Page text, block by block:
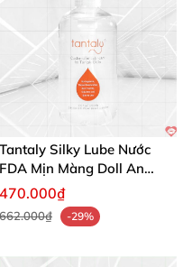
Tantaly Silky Lube Nước
FDA Mịn Màng Doll An
Toàn
470.000₫
662.000₫ -29%